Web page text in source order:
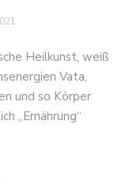
Heilkunst, weiß
Vata,
und so Körper
„Ernährung“